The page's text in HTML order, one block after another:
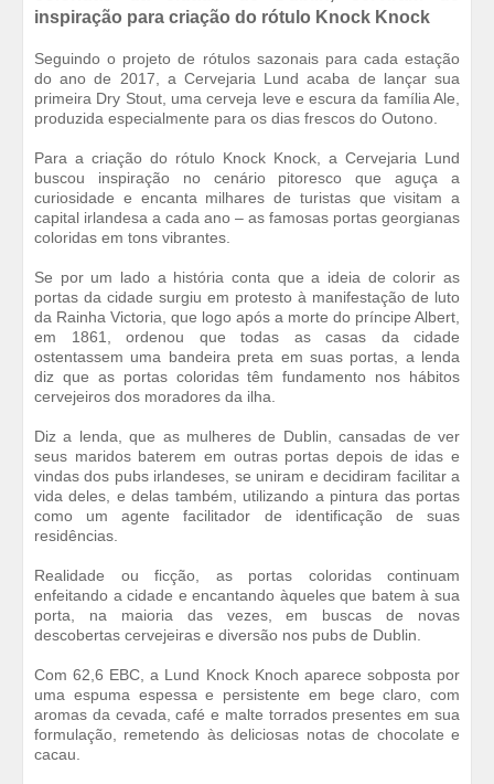
inspiração para criação do rótulo Knock Knock
Seguindo o projeto de rótulos sazonais para cada estação
do ano de 2017, a Cervejaria Lund acaba de lançar sua
primeira Dry Stout, uma cerveja leve e escura da família Ale,
produzida especialmente para os dias frescos do Outono.
Para a criação do rótulo Knock Knock, a Cervejaria Lund
buscou inspiração no cenário pitoresco que aguça a
curiosidade e encanta milhares de turistas que visitam a
capital irlandesa a cada ano – as famosas portas georgianas
coloridas em tons vibrantes.
Se por um lado a história conta que a ideia de colorir as
portas da cidade surgiu em protesto à manifestação de luto
da Rainha Victoria, que logo após a morte do príncipe Albert,
em 1861, ordenou que todas as casas da cidade
ostentassem uma bandeira preta em suas portas, a lenda
diz que as portas coloridas têm fundamento nos hábitos
cervejeiros dos moradores da ilha.
Diz a lenda, que as mulheres de Dublin, cansadas de ver
seus maridos baterem em outras portas depois de idas e
vindas dos pubs irlandeses, se uniram e decidiram facilitar a
vida deles, e delas também, utilizando a pintura das portas
como um agente facilitador de identificação de suas
residências.
Realidade ou ficção, as portas coloridas continuam
enfeitando a cidade e encantando àqueles que batem à sua
porta, na maioria das vezes, em buscas de novas
descobertas cervejeiras e diversão nos pubs de Dublin.
Com 62,6 EBC, a Lund Knock Knoch aparece sobposta por
uma espuma espessa e persistente em bege claro, com
aromas da cevada, café e malte torrados presentes em sua
formulação, remetendo às deliciosas notas de chocolate e
cacau.